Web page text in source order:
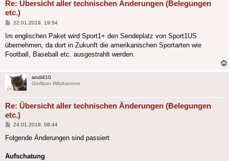
Re: Übersicht aller technischen Änderungen (Belegungen
etc.)
Beitrag
22.01.2019, 19:54
Im englischen Paket wird Sport1+ den Sendeplatz von Sport1US
übernehmen, da dort in Zukunft die amerikanischen Sportarten wie
Football, Baseball etc. ausgestrahlt werden.
andi410
Görlitzer Witzkanone
Re: Übersicht aller technischen Änderungen (Belegungen
etc.)
Beitrag
24.01.2019, 08:44
Folgende Änderungen sind passiert
Aufschatung